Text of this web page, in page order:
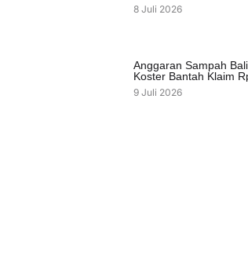
8 Juli 2026
Anggaran Sampah
Koster Bantah Klaim
9 Juli 2026